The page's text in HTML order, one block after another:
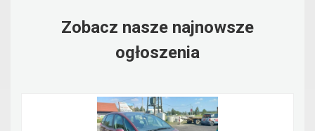
Zobacz nasze najnowsze
ogłoszenia